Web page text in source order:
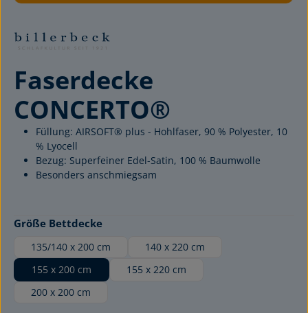
Faserdecke
CONCERTO®
Füllung: AIRSOFT® plus - Hohlfaser, 90 % Polyester, 10
% Lyocell
Bezug: Superfeiner Edel-Satin, 100 % Baumwolle
Besonders anschmiegsam
Größe Bettdeckeauswählen
135/140 x 200 cm
140 x 220 cm
155 x 200 cm
155 x 220 cm
200 x 200 cm